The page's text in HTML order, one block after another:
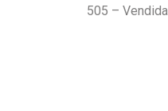
505 – Vendida